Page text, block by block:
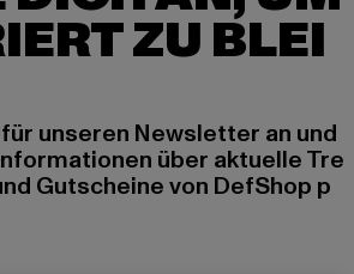
ZU BLEI
unseren Newsletter an und
über aktuelle Tre
Gutscheine von DefShop p